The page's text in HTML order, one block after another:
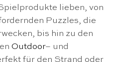
lieben, von
Puzzles, die
bis hin zu den
Outdoor– und
für den Strand oder